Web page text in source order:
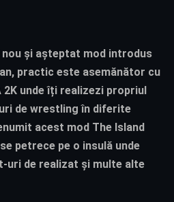
nou și așteptat mod introdus
practic este asemănător cu
2K unde îți realizezi propriul
de wrestling în diferite
acest mod The Island
petrece pe o insulă unde
uri de realizat și multe alte